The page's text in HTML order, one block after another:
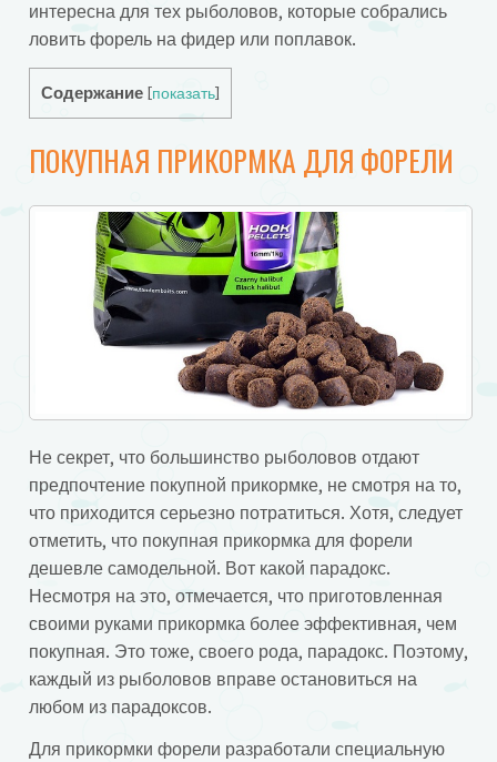
интересна для тех рыболовов, которые собрались
ловить форель на фидер или поплавок.
Содержание [показать]
ПОКУПНАЯ ПРИКОРМКА ДЛЯ ФОРЕЛИ
Не секрет, что большинство рыболовов отдают
предпочтение покупной прикормке, не смотря на то,
что приходится серьезно потратиться. Хотя, следует
отметить, что покупная прикормка для форели
дешевле самодельной. Вот какой парадокс.
Несмотря на это, отмечается, что приготовленная
своими руками прикормка более эффективная, чем
покупная. Это тоже, своего рода, парадокс. Поэтому,
каждый из рыболовов вправе остановиться на
любом из парадоксов.
Для прикормки форели разработали специальную